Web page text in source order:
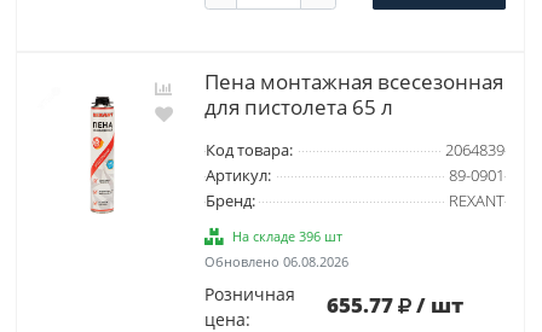
Пена монтажная всесезонная
для пистолета 65 л
Код товара:
2064839
Артикул:
89-0901
Бренд:
REXANT
На складе 396 шт
Обновлено 06.08.2026
Розничная
цена:
655.77 / шт